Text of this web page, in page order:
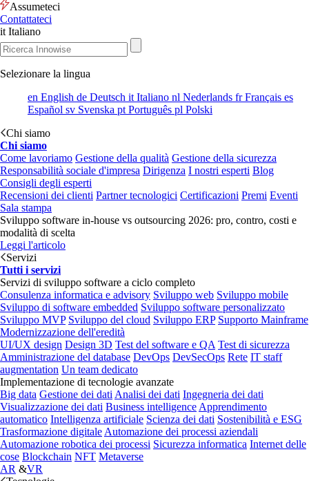
Assumeteci
Contattateci
it Italiano
Selezionare la lingua
en English de Deutsch it Italiano nl Nederlands frFrançais es
Español sv Svenska pt Português pl Polski
Chi siamo
Chi siamo
Come lavoriamo Gestione della qualità Gestione della sicurezza
Responsabilità sociale d'impresa Dirigenza I nostri esperti Blog
Consigli degli esperti
Recensioni dei clienti Partner tecnologici Certificazioni Premi Eventi
Sala stampa
Sviluppo software in-house vs outsourcing 2026: pro, contro, costi e
modalità di scelta
Leggi l'articolo
Servizi
Tutti i servizi
Servizi di sviluppo software a ciclo completo
Consulenza informatica e advisory Sviluppo web Sviluppo mobile
Sviluppo di software embedded Sviluppo software personalizzato
Sviluppo MVP Sviluppo del cloud Sviluppo ERP Supporto Mainframe
Modernizzazione dell'eredità
UI/UX design Design 3D Test del software e QA Test di sicurezza
Amministrazione del database DevOps DevSecOps Rete IT staff
augmentation Un team dedicato
Implementazione di tecnologie avanzate
Big data Gestione dei dati Analisi dei dati Ingegneria dei dati
Visualizzazione dei dati Business intelligence Apprendimento
automatico Intelligenza artificiale Scienza dei dati Sostenibilità e ESG
Trasformazione digitale Automazione dei processi aziendali
Automazione robotica dei processi Sicurezza informatica Internet delle
cose Blockchain NFT Metaverse
AR &VR